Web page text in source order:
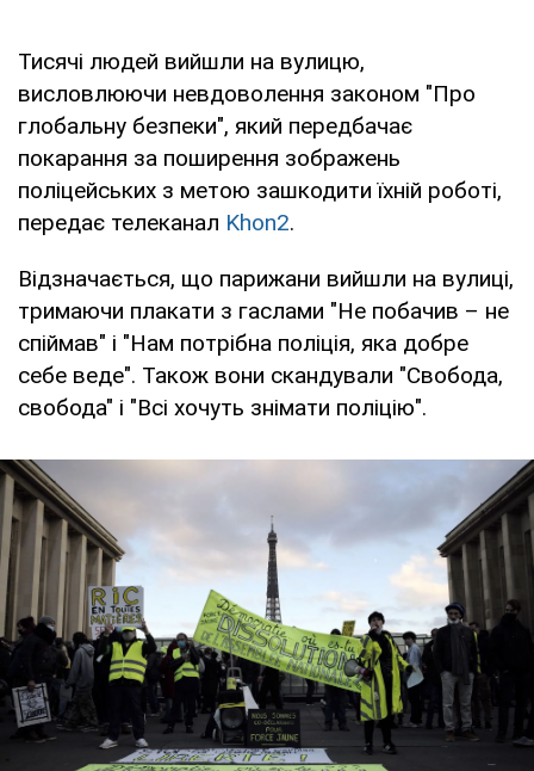
Тисячі людей вийшли на вулицю,
висловлюючи невдоволення законом "Про
глобальну безпеки", який передбачає
покарання за поширення зображень
поліцейських з метою зашкодити їхній роботі,
передає телеканал Khon2.
Відзначається, що парижани вийшли на вулиці,
тримаючи плакати з гаслами "Не побачив – не
спіймав" і "Нам потрібна поліція, яка добре
себе веде". Також вони скандували "Свобода,
свобода" і "Всі хочуть знімати поліцію".